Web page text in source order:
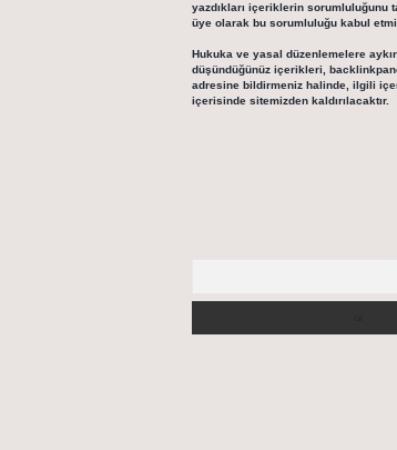
yazdıkları içeriklerin sorumluluğunu
üye olarak bu sorumluluğu kabul
Hukuka ve yasal düzenlemelere
düşündüğünüz içerikleri,
adresine bildirmeniz halinde, ilgili
içerisinde sitemizden kaldırılacaktır.